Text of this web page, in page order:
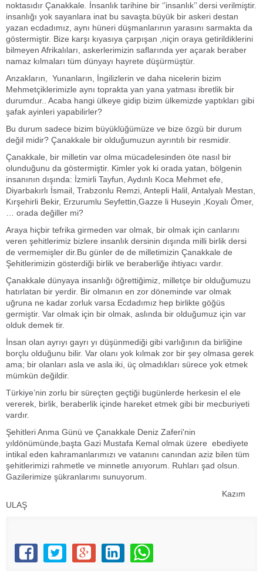
noktasıdır Çanakkale. İnsanlık tarihine bir ‘’insanlık’’ dersi verilmiştir.
insanlığı yok sayanlara inat bu savaşta.büyük bir askeri destan
yazan ecdadımız, aynı hüneri düşmanlarının yarasını sarmakta da
göstermiştir. Bize karşı kıyasıya çarpışan ,niçin oraya getirildiklerini
bilmeyen Afrikalıları, askerlerimizin saflarında yer açarak beraber
namaz kılmaları tüm dünyayı hayrete düşürmüştür.
Anzakların, Yunanların, İngilizlerin ve daha nicelerin bizim
Mehmetçiklerimizle aynı toprakta yan yana yatması ibretlik bir
durumdur.. Acaba hangi ülkeye gidip bizim ülkemizde yaptıkları gibi
şafak ayinleri yapabilirler?
Bu durum sadece bizim büyüklüğümüze ve bize özgü bir durum
değil midir? Çanakkale bir olduğumuzun ayrıntılı bir resmidir.
Çanakkale, bir milletin var olma mücadelesinden öte nasıl bir
olunduğunu da göstermiştir. Kimler yok ki orada yatan, bölgenin
insanının dışında: İzmirli Tayfun, Aydınlı Koca Mehmet efe,
Diyarbakırlı İsmail, Trabzonlu Remzi, Antepli Halil, Antalyalı Mestan,
Kırşehirli Bekir, Erzurumlu Seyfettin,Gazze li Huseyin ,Koyalı Ömer,
… orada değiller mi?
Araya hiçbir tefrika girmeden var olmak, bir olmak için canlarını
veren şehitlerimiz bizlere insanlık dersinin dışında milli birlik dersi
de vermemişler dir.Bu günler de de milletimizin Çanakkale de
Şehitlerimizin gösterdiği birlik ve beraberliğe ihtiyacı vardır.
Çanakkale dünyaya insanlığı öğrettiğimiz, milletçe bir olduğumuzu
hatırlatan bir yerdir. Bir olmanın en zor döneminde var olmak
uğruna ne kadar zorluk varsa Ecdadımız hep birlikte göğüs
germiştir. Var olmak için bir olmak, aslında bir olduğumuz için var
olduk demek tir.
İnsan olan ayrıyı gayrı yı düşünmediği gibi varlığının da birliğine
borçlu olduğunu bilir. Var olanı yok kılmak zor bir şey olmasa gerek
ama; bir olanları asla ve asla iki, üç olmadıkları sürece yok etmek
mümkün değildir.
Türkiye’nin zorlu bir süreçten geçtiği bugünlerde herkesin el ele
vererek, birlik, beraberlik içinde hareket etmek gibi bir mecburiyeti
vardır.
Şehitleri Anma Günü ve Çanakkale Deniz Zaferi'nin
yıldönümünde,başta Gazi Mustafa Kemal olmak üzere ebediyete
intikal eden kahramanlarımızı ve vatanını canından aziz bilen tüm
şehitlerimizi rahmetle ve minnetle anıyorum. Ruhları şad olsun.
Gazilerimize şükranlarımı sunuyorum.
Kazım
ULAŞ